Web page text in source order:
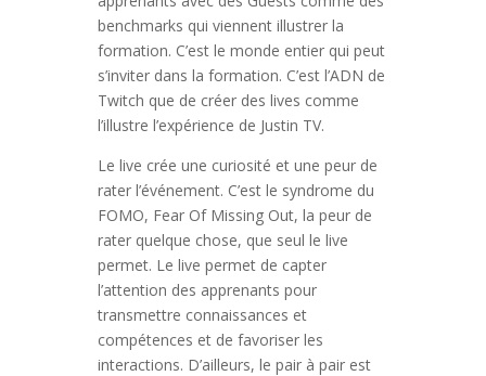
benchmarks qui viennent illustrer la
formation. C’est le monde entier qui peut
s’inviter dans la formation. C’est l’ADN de
Twitch que de créer des lives comme
l’illustre l’expérience de Justin TV.
Le live crée une curiosité et une peur de
rater l’événement. C’est le syndrome du
FOMO, Fear Of Missing Out, la peur de
rater quelque chose, que seul le live
permet. Le live permet de capter
l’attention des apprenants pour
transmettre connaissances et
compétences et de favoriser les
interactions. D’ailleurs, le pair à pair est